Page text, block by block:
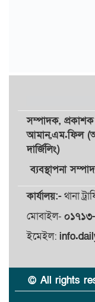
সম্পাদক, প্রকাশক
আমান,এম.ফিল
দার্জিলিং)
ব্যবস্থাপনা
কার্যালয়:-থানা
মোবাইল-
ইমেইল:
© All rights